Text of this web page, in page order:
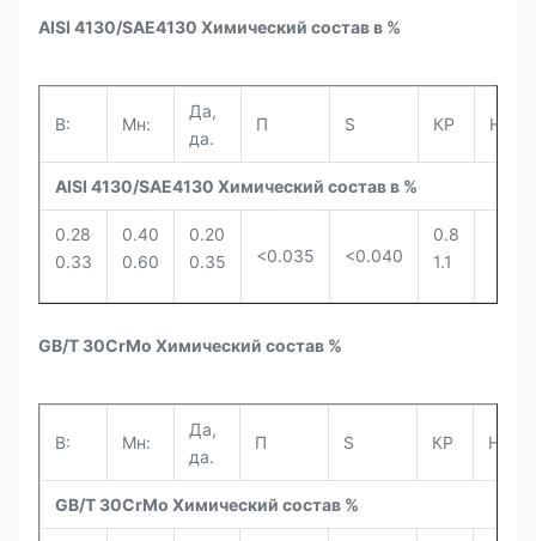
AISI 4130/SAE4130 Химический состав в %
В: Мн:
Да,
да.
П S КР Ни.
AISI 4130/SAE4130 Химический состав в %
0.28
0.33
0.40
0.60
0.20
0.35
<0.035 <0.040
0.8
1.1
GB/T 30CrMo Химический состав %
В: Мн:
Да,
да.
П S КР Ни.
GB/T 30CrMo Химический состав %